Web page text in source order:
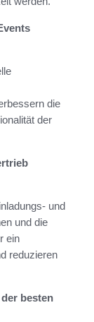
die
der
und
und die
ein
reduzieren
besten